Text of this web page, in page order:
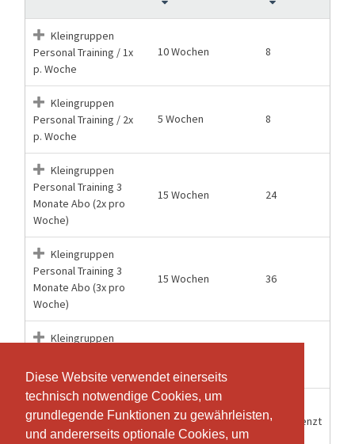
Diese Website verwendet einerseits
technisch notwendige Cookies, um
grundlegende Funktionen zu gewährleisten,
und andererseits optionale Cookies, um
Diese Website verwendet einerseits
technisch notwendige Cookies, um
grundlegende Funktionen zu gewährleisten,
und andererseits optionale Cookies, um
Kleingruppen
Personal Training / 1x
p. Woche
10 Wochen 8
Kleingruppen
Personal Training / 2x
p. Woche
5 Wochen 8
Kleingruppen
Personal Training 3
Monate Abo (2x pro
Woche)
15 Wochen 24
Kleingruppen
Personal Training 3
Monate Abo (3x pro
Woche)
15 Wochen 36
Kleingruppen
p. Woche
Kleingruppen
Personal Training
halbjahres Abo
6 Monate Unbegrenzt